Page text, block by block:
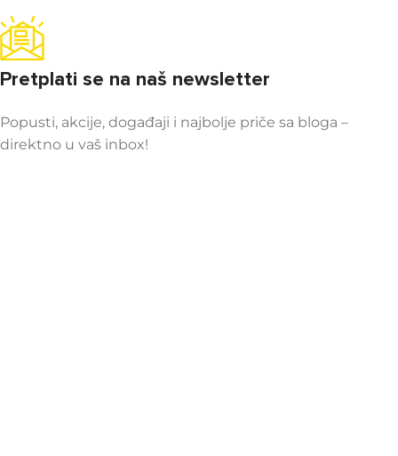
Pretplati se na naš newsletter
Popusti, akcije, događaji i najbolje priče sa bloga –
direktno u vaš inbox!